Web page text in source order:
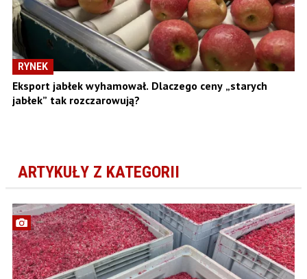
RYNEK
Eksport jabłek wyhamował. Dlaczego ceny „starych
jabłek” tak rozczarowują?
ARTYKUŁY Z KATEGORII